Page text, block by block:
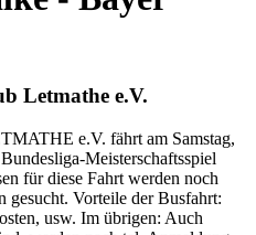
Letmathe e.V.
e.V. fährt am Samstag,
Meisterschaftsspiel
für diese Fahrt werden noch
gesucht. Vorteile der Busfahrt:
usw. Im übrigen: Auch